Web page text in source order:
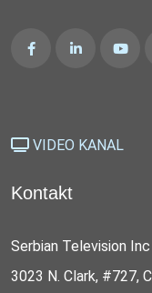
VIDEO KANAL
Kontakt
Serbian Television Inc
3023 N. Clark, #727,